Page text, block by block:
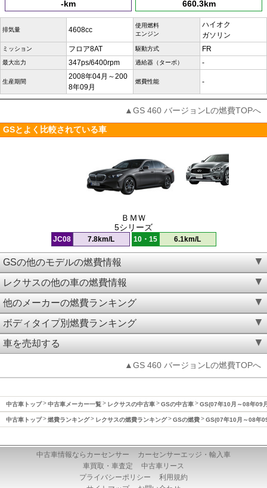
-km 660.3km
排気量 4608cc
使用燃料
エンジン
ハイオク
ガソリン
ミッション フロア8AT 駆動方式 FR
最大出力 347ps/6400rpm 過給器（ターボ） -
生産期間
2008年04月～200
8年09月
燃費性能 -
▲GS 460 バージョンLの燃費TOPへ
GSとよく比較されている車
ＢＭＷ
5シリーズ
JC08 7.8km/L 10・15 6.1km/L
GSの他のモデルの燃費情報
レクサスの他の車の燃費情報
他のメーカーの燃費ランキング
ボディタイプ別燃費ランキング
車を売却する
▲GS 460 バージョンLの燃費TOPへ
中古車トップ 中古車メーカー一覧 レクサスの中古車 GSの中古車 GS(07年10月～08年09
中古車トップ 燃費ランキング レクサスの燃費ランキング GSの燃費 GS(07年10月～08年
中古車情報ならカーセンサー
カーセンサーエッジ・輸入車
車買取・車査定
中古車リース
プライバシーポリシー
利用規約